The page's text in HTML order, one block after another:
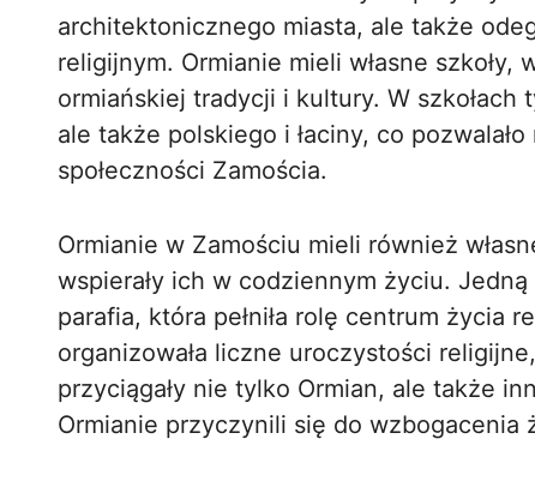
architektonicznego miasta, ale także
religijnym. Ormianie mieli własne
ormiańskiej tradycji i kultury. W
ale także polskiego i łaciny, co
społeczności Zamościa.
Ormianie w Zamościu mieli również
wspierały ich w codziennym życiu.
parafia, która pełniła rolę centrum życia
organizowała liczne uroczystości
przyciągały nie tylko Ormian, ale także
Ormianie przyczynili się do wzbogacenia